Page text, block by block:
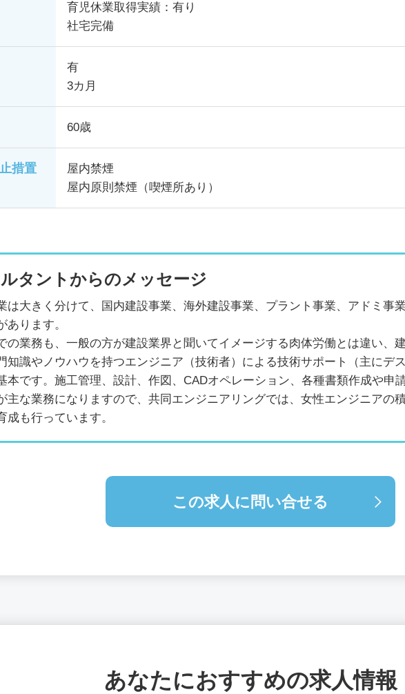
育児休業取得実績：有り
社宅完備
有
3カ月
60歳
措置
屋内禁煙
屋内原則禁煙（喫煙所あり）
タントからのメッセージ
は大きく分けて、国内建設事業、海外建設事業、プラント事業、アドミ事
あります。
の業務も、一般の方が建設業界と聞いてイメージする肉体労働とは違い、
知識やノウハウを持つエンジニア（技術者）による技術サポート（主にデ
本です。施工管理、設計、作図、CADオペレーション、各種書類作成や申
主な業務になりますので、共同エンジニアリングでは、女性エンジニアの
成も行っています。
この求人に問い合せる
あなたにおすすめの求人情報